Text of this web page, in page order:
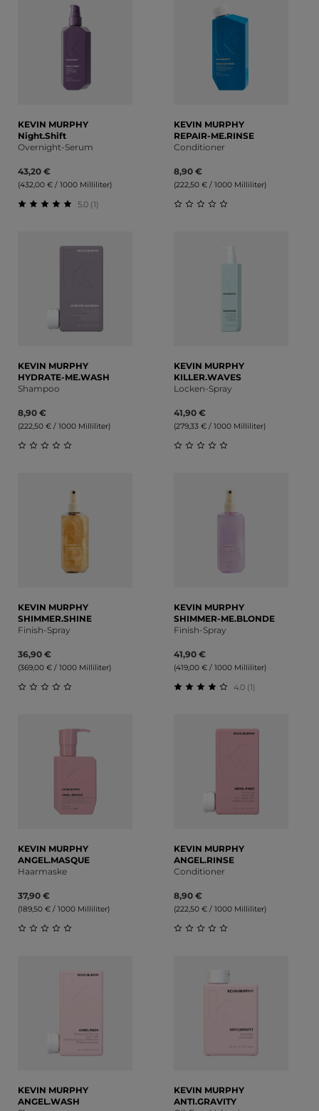
KEVIN MURPHY
Night.Shift
Overnight-Serum
43,20 €
(432,00 € / 1000 Milliliter)
5.0 (1)
KEVIN MURPHY
REPAIR-ME.RINSE
Conditioner
8,90 €
(222,50 € / 1000 Milliliter)
KEVIN MURPHY
HYDRATE-ME.WASH
Shampoo
8,90 €
(222,50 € / 1000 Milliliter)
KEVIN MURPHY
KILLER.WAVES
Locken-Spray
41,90 €
(279,33 € / 1000 Milliliter)
KEVIN MURPHY
SHIMMER.SHINE
Finish-Spray
36,90 €
(369,00 € / 1000 Milliliter)
KEVIN MURPHY
SHIMMER-ME.BLONDE
Finish-Spray
41,90 €
(419,00 € / 1000 Milliliter)
4.0 (1)
KEVIN MURPHY
ANGEL.MASQUE
Haarmaske
37,90 €
(189,50 € / 1000 Milliliter)
KEVIN MURPHY
ANGEL.RINSE
Conditioner
8,90 €
(222,50 € / 1000 Milliliter)
KEVIN MURPHY
ANGEL.WASH
KEVIN MURPHY
ANTI.GRAVITY